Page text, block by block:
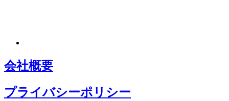
会社概要
プライバシーポリシー